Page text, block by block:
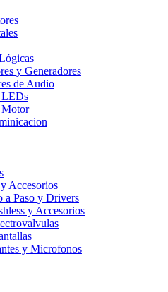
y Generadores
de Audio
Accesorios
a Paso y Drivers
y Accesorios
y Microfonos